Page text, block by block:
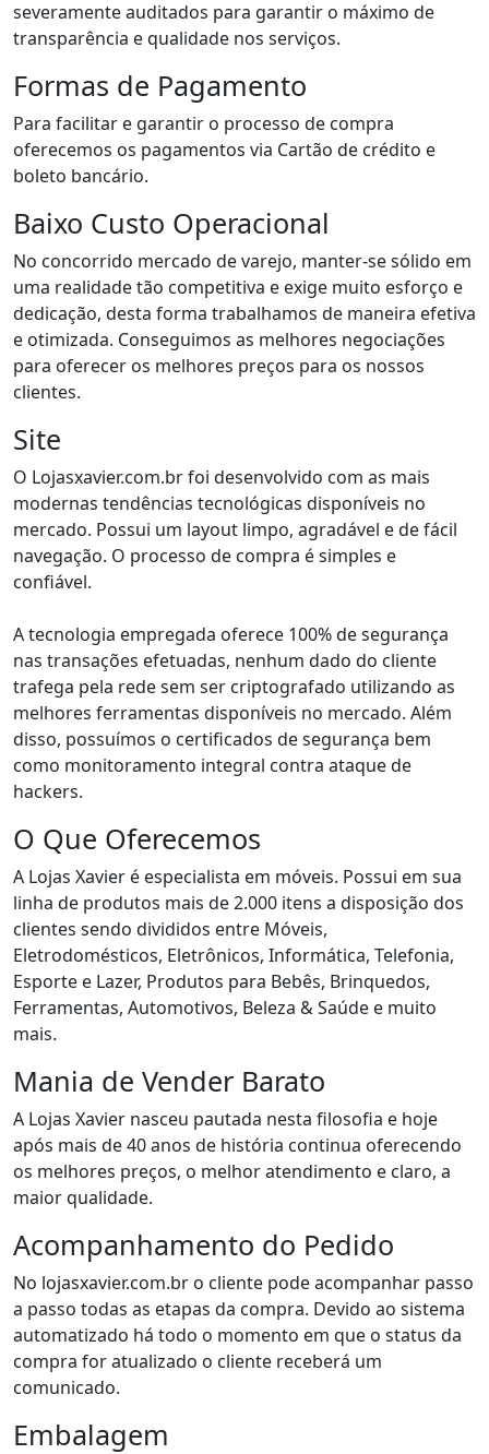
severamente auditados para garantir o máximo de
transparência e qualidade nos serviços.
Formas de Pagamento
Para facilitar e garantir o processo de compra
oferecemos os pagamentos via Cartão de crédito e
boleto bancário.
Baixo Custo Operacional
No concorrido mercado de varejo, manter-se sólido em
uma realidade tão competitiva e exige muito esforço e
dedicação, desta forma trabalhamos de maneira efetiva
e otimizada. Conseguimos as melhores negociações
para oferecer os melhores preços para os nossos
clientes.
Site
O Lojasxavier.com.br foi desenvolvido com as mais
modernas tendências tecnológicas disponíveis no
mercado. Possui um layout limpo, agradável e de fácil
navegação. O processo de compra é simples e
confiável.
A tecnologia empregada oferece 100% de segurança
nas transações efetuadas, nenhum dado do cliente
trafega pela rede sem ser criptografado utilizando as
melhores ferramentas disponíveis no mercado. Além
disso, possuímos o certificados de segurança bem
como monitoramento integral contra ataque de
hackers.
O Que Oferecemos
A Lojas Xavier é especialista em móveis. Possui em sua
linha de produtos mais de 2.000 itens a disposição dos
clientes sendo divididos entre Móveis,
Eletrodomésticos, Eletrônicos, Informática, Telefonia,
Esporte e Lazer, Produtos para Bebês, Brinquedos,
Ferramentas, Automotivos, Beleza & Saúde e muito
mais.
Mania de Vender Barato
A Lojas Xavier nasceu pautada nesta filosofia e hoje
após mais de 40 anos de história continua oferecendo
os melhores preços, o melhor atendimento e claro, a
maior qualidade.
Acompanhamento do Pedido
No lojasxavier.com.br o cliente pode acompanhar passo
a passo todas as etapas da compra. Devido ao sistema
automatizado há todo o momento em que o status da
compra for atualizado o cliente receberá um
comunicado.
Embalagem